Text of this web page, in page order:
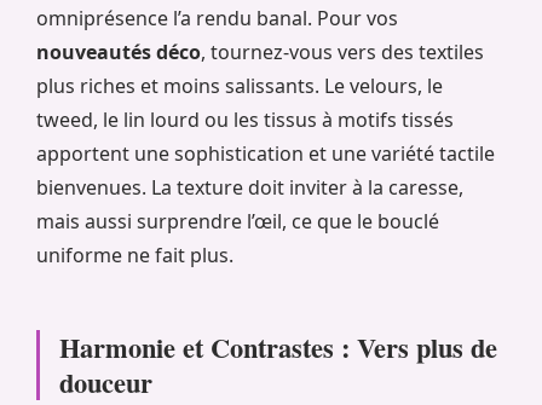
omniprésence l’a rendu banal. Pour vos
nouveautés déco, tournez-vous vers des textiles
plus riches et moins salissants. Le velours, le
tweed, le lin lourd ou les tissus à motifs tissés
apportent une sophistication et une variété tactile
bienvenues. La texture doit inviter à la caresse,
mais aussi surprendre l’œil, ce que le bouclé
uniforme ne fait plus.
Harmonie et Contrastes : Vers plus de
douceur